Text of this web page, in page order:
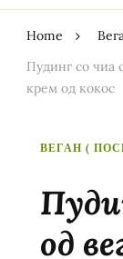
Home
Пудинг со чиа
крем од кокос
ВЕГАН (
од